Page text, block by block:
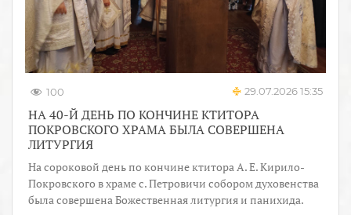
100 29.07.2026 15:35
НА 40-Й ДЕНЬ ПО КОНЧИНЕ КТИТОРА
ПОКРОВСКОГО ХРАМА БЫЛА СОВЕРШЕНА
ЛИТУРГИЯ
На сороковой день по кончине ктитора А. Е. Кирило-
Покровского в храме с. Петровичи собором духовенства
была совершена Божественная литургия и панихида.